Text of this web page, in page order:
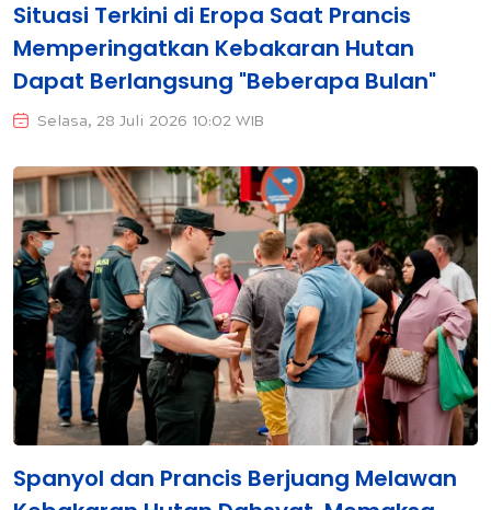
Situasi Terkini di Eropa Saat Prancis
Memperingatkan Kebakaran Hutan
Dapat Berlangsung "Beberapa Bulan"
Selasa, 28 Juli 2026 10:02 WIB
Spanyol dan Prancis Berjuang Melawan